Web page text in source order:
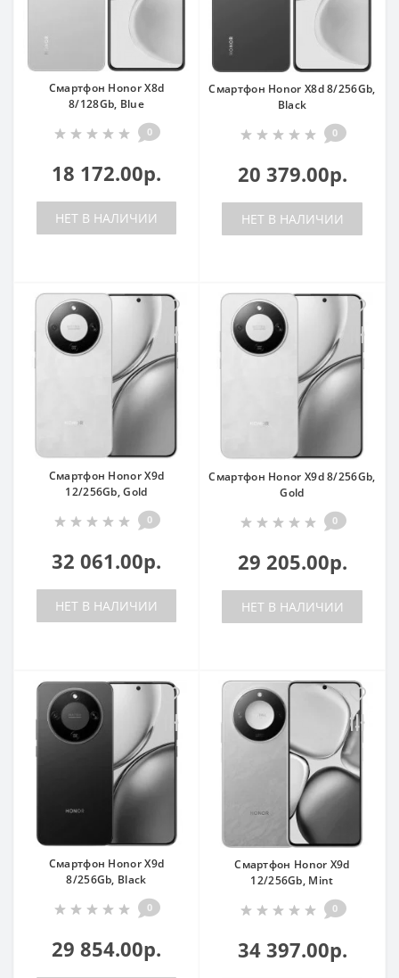
Смартфон Honor X8d
8/128Gb, Blue
0
18 172.00р.
НЕТ В НАЛИЧИИ
Смартфон Honor X8d 8/256Gb,
Black
0
20 379.00р.
НЕТ В НАЛИЧИИ
Смартфон Honor X9d
12/256Gb, Gold
0
32 061.00р.
НЕТ В НАЛИЧИИ
Смартфон Honor X9d 8/256Gb,
Gold
0
29 205.00р.
НЕТ В НАЛИЧИИ
Смартфон Honor X9d
8/256Gb, Black
0
29 854.00р.
Смартфон Honor X9d
12/256Gb, Mint
0
34 397.00р.